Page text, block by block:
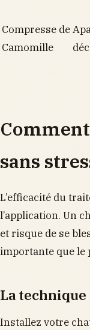
Compresse de
Camomille
sans
L’efficacité du
l’application. Un
et risque de se
importante que
La
Installez votre